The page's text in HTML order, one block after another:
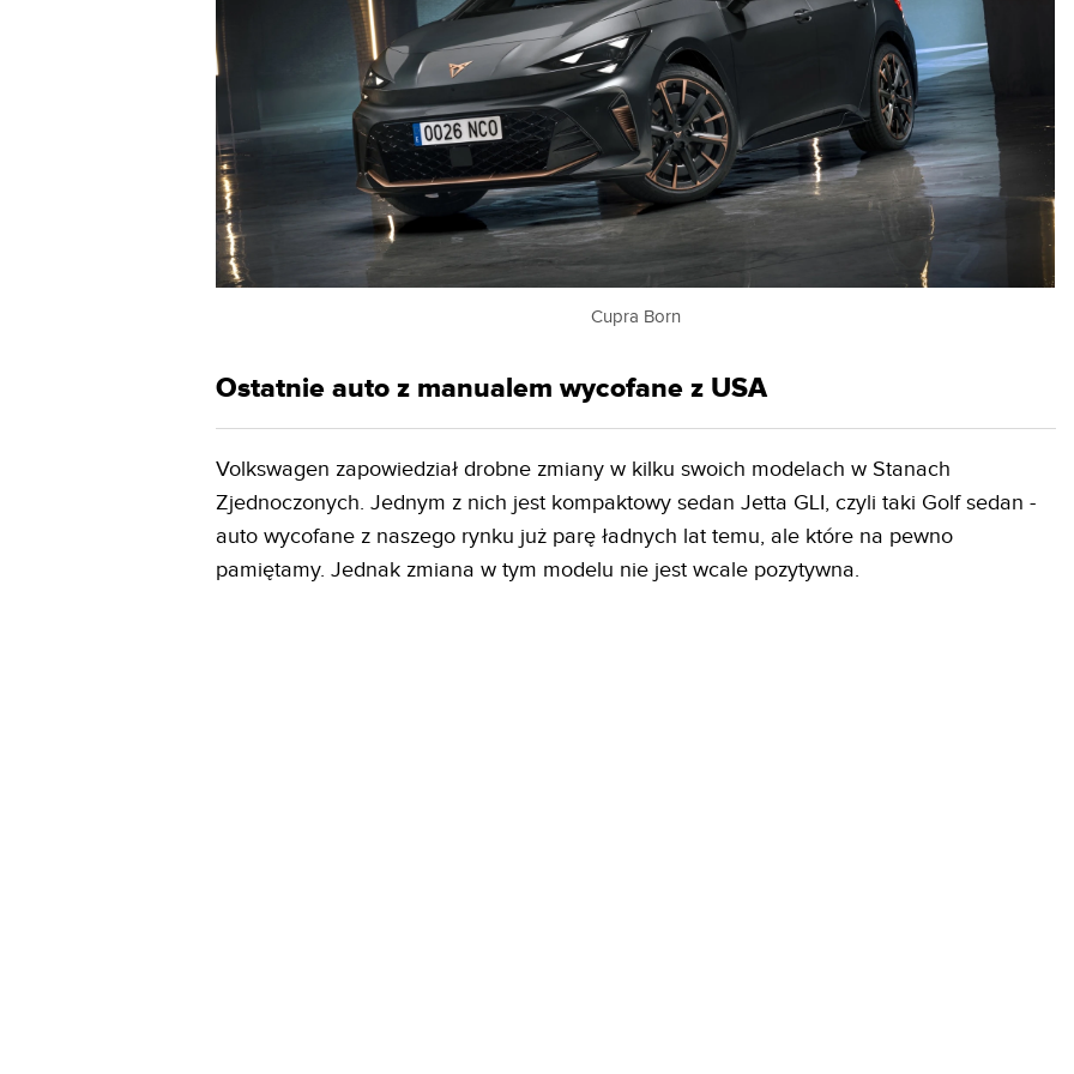
Cupra Born
Ostatnie auto z manualem wycofane z USA
Volkswagen zapowiedział drobne zmiany w kilku swoich modelach w Stanach
Zjednoczonych. Jednym z nich jest kompaktowy sedan Jetta GLI, czyli taki Golf sedan -
auto wycofane z naszego rynku już parę ładnych lat temu, ale które na pewno
pamiętamy. Jednak zmiana w tym modelu nie jest wcale pozytywna.